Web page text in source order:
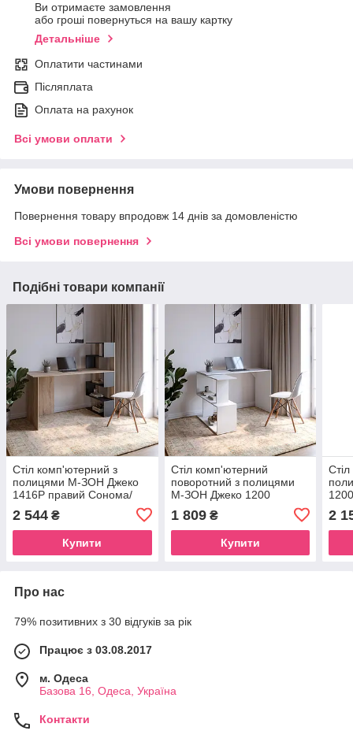
Ви отримаєте замовлення
або гроші повернуться на вашу картку
Детальніше
Оплатити частинами
Післяплата
Оплата на рахунок
Всі умови оплати
Умови повернення
Повернення товару впродовж 14 днів за домовленістю
Всі умови повернення
Подібні товари компанії
Cтіл комп'ютерний з
полицями М-ЗОН Джеко
1416P правий Сонома/
Антрацит (MZN-031030)
2 544 ₴
Купити
Стіл комп'ютерний
поворотний з полицями
М-ЗОН Джеко 1200
031031)
1 809₴
Купити
2
Про нас
79% позитивних з 30 відгуків за рік
Працює з 03.08.2017
м. Одеса
Базова 16, Одеса, Україна
Контакти